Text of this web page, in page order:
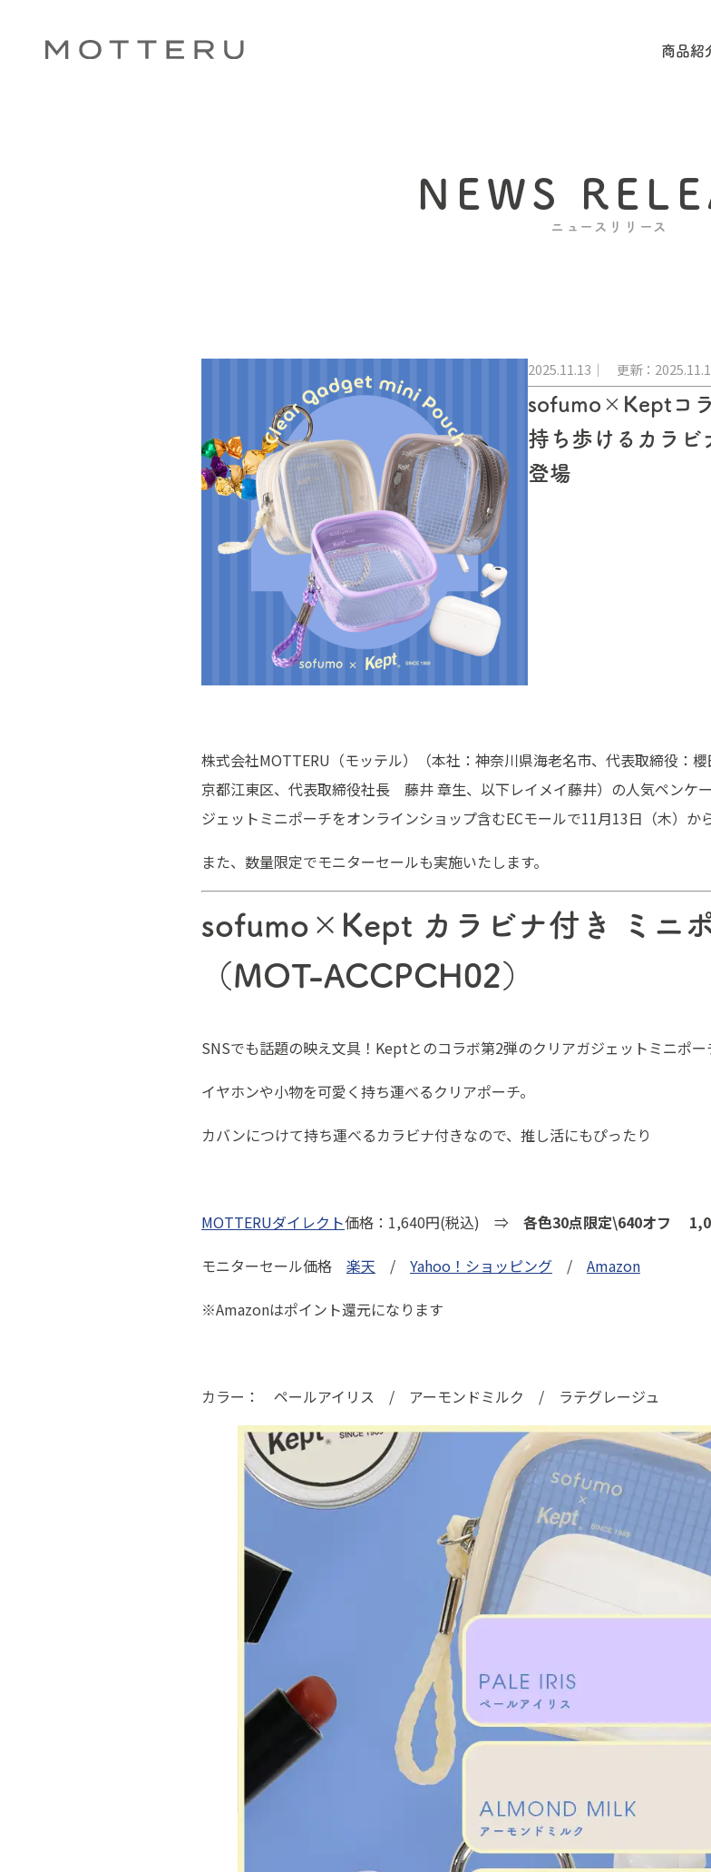
商品紹
NEWS
ニュースリリース
2025.11.13 更新：
sofumo×Keptコ
持ち歩けるカラビ
登場
株式会社MOTTERU（モッテル）（本社：神奈川県海老名市、代表取締役：
京都江東区、代表取締役社長 藤井 章生、以下レイメイ藤井）の人気ペンケ
ジェットミニポーチをオンラインショップ含むECモールで11月13日（木）か
また、数量限定でモニターセールも実施いたします。
sofumo×Kept カラビナ付き ミニ
（MOT-ACCPCH02）
SNSでも話題の映え文具！Keptとのコラボ第2弾のクリアガジェットミニポー
イヤホンや小物を可愛く持ち運べるクリアポーチ。
カバンにつけて持ち運べるカラビナ付きなので、推し活にもぴったり
MOTTERUダイレクト価格：1,640円(税込) ⇒ 各色30点限定\640オフ
モニターセール価格 楽天 / Yahoo！ショッピング / Amazon
※Amazonはポイント還元になります
カラー： ペールアイリス / アーモンドミルク / ラテグレージュ